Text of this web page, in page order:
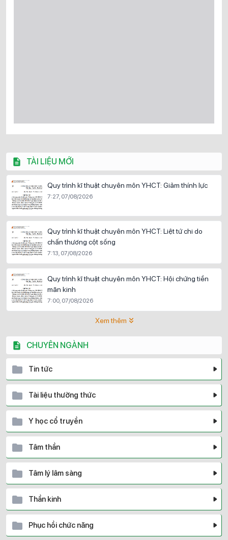
TÀI LIỆU MỚI
Quy trình kĩ thuật chuyên môn YHCT: Giảm thính lực
7:27, 07/08/2026
Quy trình kĩ thuật chuyên môn YHCT: Liệt tứ chi do
chấn thương cột sống
7:13, 07/08/2026
Quy trình kĩ thuật chuyên môn YHCT: Hội chứng tiền
mãn kinh
7:00, 07/08/2026
Xem thêm
CHUYÊN NGÀNH
Tin tức
Tài liệu thường thức
Y học cổ truyền
Tâm thần
Tâm lý lâm sàng
Thần kinh
Phục hồi chức năng